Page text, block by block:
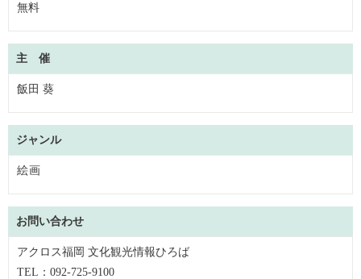
無料
主 催
飯田 葵
ジャンル
絵画
お問い合わせ
アクロス福岡 文化観光情報ひろば
TEL：092-725-9100